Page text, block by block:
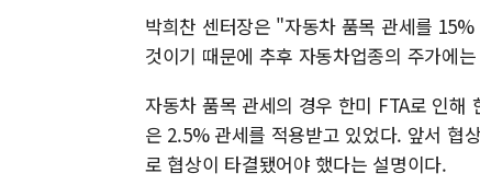
박희찬 센터장은 "자동차 품목 관세를
것이기 때문에 추후 자동차업종의 주가에
자동차 품목 관세의 경우 한미 FTA로 인
은 2.5% 관세를 적용받고 있었다. 앞서 협
로 협상이 타결됐어야 했다는 설명이다.